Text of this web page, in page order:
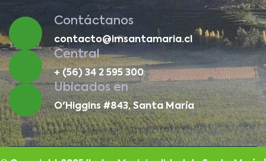
Contáctanos
contacto@imsantamaria.cl
Central
+ (56) 34 2 595 300
Ubicados en
O'Higgins #843, Santa María